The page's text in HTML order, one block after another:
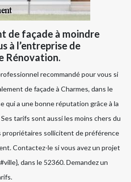
de façade à moindre
à l’entreprise de
Rénovation.
recommandé pour vous si
de façade à Charmes, dans le
qui a une bonne réputation grâce à la
tarifs sont aussi les moins chers du
propriétaires sollicitent de préférence
Contactez-le si vous avez un projet
dans le 52360. Demandez un